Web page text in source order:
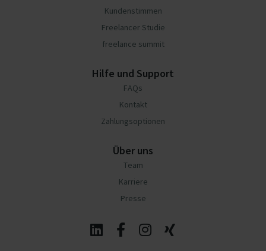
Kundenstimmen
Freelancer Studie
freelance summit
Hilfe und Support
FAQs
Kontakt
Zahlungsoptionen
Über uns
Team
Karriere
Presse